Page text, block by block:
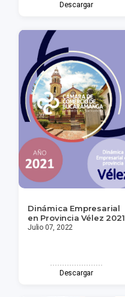
Descargar
Dinámica Empresarial
en Provincia Vélez 2021
Julio 07, 2022
Descargar